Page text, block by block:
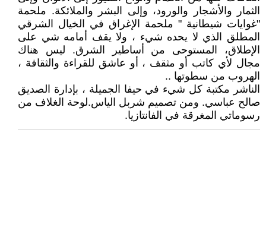
الثمار والأشجار والورود، وإلى البشر والملائكة. ملحمة
"غوايات شيطانية " ملحمة الإغراق في الخيال الشرقي
المطلق الذي لا يحده شيء ، ولا يقف أمامه شي على
الإطلاق، المستوحى من أساطير الشرق. ليس هناك
مجال لأي كاتب أو مثقف ، أو عاشق للقراءة والثقافة ،
الهروب من سطوتها ..
الناشر مكتبة كل شيء في حيفا الجميلة ، بإدارة الصديق
صالح عباسي. ومن تصميم شربل الياس.لوحة الغلاف من
رسوماتي المغرقة في الفانتازيا.